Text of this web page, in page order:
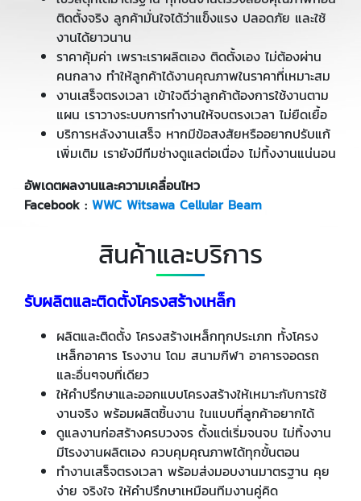
ติดตั้งจริง ลูกค้ามั่นใจได้ว่าแข็งแรง ปลอดภัย และใช้
งานได้ยาวนาน
ราคาคุ้มค่า เพราะเราผลิตเอง ติดตั้งเอง ไม่ต้องผ่าน
คนกลาง ทำให้ลูกค้าได้งานคุณภาพในราคาที่เหมาะสม
งานเสร็จตรงเวลา เข้าใจดีว่าลูกค้าต้องการใช้งานตาม
แผน เราวางระบบการทำงานให้จบตรงเวลา ไม่ยืดเยื้อ
บริการหลังงานเสร็จ หากมีข้อสงสัยหรืออยากปรับแก้
เพิ่มเติม เรายังมีทีมช่างดูแลต่อเนื่อง ไม่ทิ้งงานแน่นอน
อัพเดตผลงานและความเคลื่อนไหว
Facebook : WWC Witsawa Cellular Beam
สินค้าและบริการ
รับผลิตและติดตั้งโครงสร้างเหล็ก
ผลิตและติดตั้ง โครงสร้างเหล็กทุกประเภท ทั้งโครง
เหล็กอาคาร โรงงาน โดม สนามกีฬา อาคารจอดรถ
และอื่นๆจบที่เดียว
ให้คำปรึกษาและออกแบบโครงสร้างให้เหมาะกับการใช้
งานจริง พร้อมผลิตชิ้นงาน ในแบบที่ลูกค้าอยากได้
ดูแลงานก่อสร้างครบวงจร ตั้งแต่เริ่มจนจบ ไม่ทิ้งงาน
มีโรงงานผลิตเอง ควบคุมคุณภาพได้ทุกขั้นตอน
ทำงานเสร็จตรงเวลา พร้อมส่งมอบงานมาตรฐาน คุย
ง่าย จริงใจ ให้คำปรึกษาเหมือนทีมงานคู่คิด